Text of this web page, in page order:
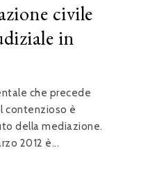
civile
in
che precede
contenzioso è
della mediazione.
2012 è...